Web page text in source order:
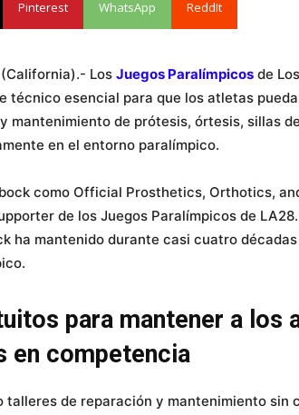
Pinterest WhatsApp ReddIt
Los Juegos Paralímpicos de
técnico esencial para que los atletas
mantenimiento de prótesis, órtesis, sillas
en el entorno paralímpico.
como Official Prosthetics, Orthotics,
de los Juegos Paralímpicos de
ha mantenido durante casi cuatro
para mantener a los
en competencia
talleres de reparación y mantenimiento sin